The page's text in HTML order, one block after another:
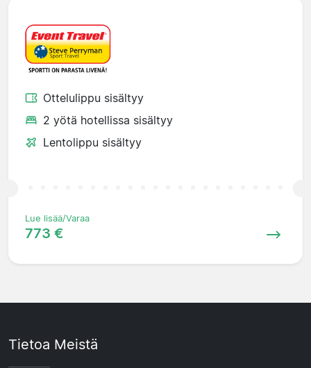
Ottelulippu sisältyy
2 yötä hotellissa sisältyy
Lentolippu sisältyy
Lue lisää/Varaa
773 €
Tietoa Meistä